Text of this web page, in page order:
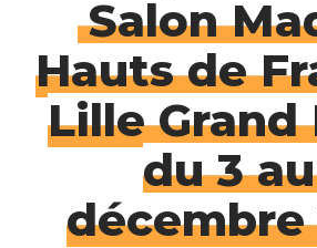
Salon
Hauts de
Lille Grand
du 3
décembre